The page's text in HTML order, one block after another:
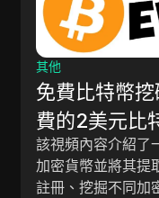
其他
免費比特幣
費的2美元比
該視頻內容介紹了
加密貨幣並將其提
註冊、挖掘不同加